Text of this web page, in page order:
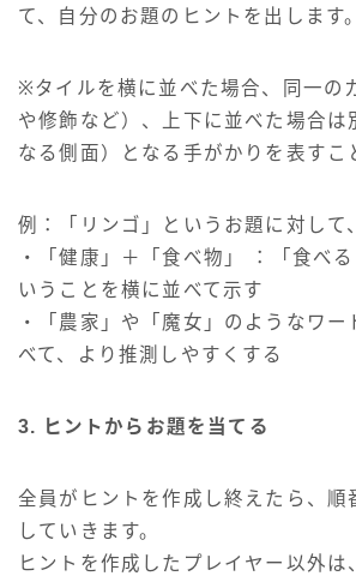
て、自分のお題のヒントを出します。
※タイルを横に並べた場合、同一の
や修飾など）、上下に並べた場合は
なる側面）となる手がかりを表すこ
例：「リンゴ」というお題に対して、
・「健康」＋「食べ物」 ：「食べ
いうことを横に並べて示す
・「農家」や「魔女」のようなワー
べて、より推測しやすくする
3. ヒントからお題を当てる
全員がヒントを作成し終えたら、順
していきます。
ヒントを作成したプレイヤー以外は